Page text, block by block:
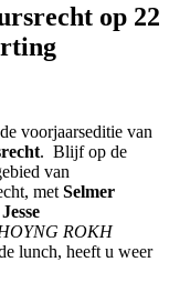
op 22
voorjaarseditie van
. Blijf op de
van
met Selmer
Jesse
ROKH
lunch, heeft u weer